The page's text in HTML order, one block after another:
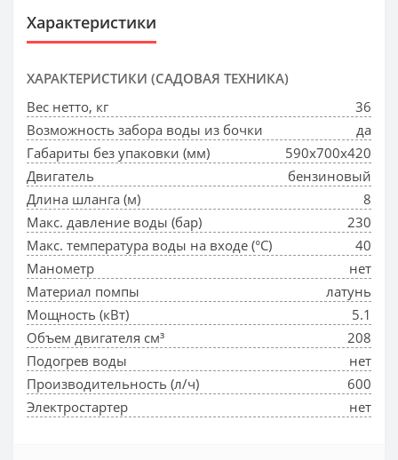
Характеристики
ХАРАКТЕРИСТИКИ (САДОВАЯ ТЕХНИКА)
Вес нетто, кг
36
Возможность забора воды из бочки
да
Габариты без упаковки (мм)
590х700х420
Двигатель
бензиновый
Длина шланга (м)
8
Макс. давление воды (бар)
230
Макс. температура воды на входе (°С)
40
Манометр
нет
Материал помпы
латунь
Мощность (кВт)
5.1
Объем двигателя см³
208
Подогрев воды
нет
Производительность (л/ч)
600
Электростартер
нет